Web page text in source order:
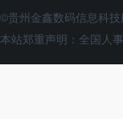
©贵州金鑫数码信息科
本站郑重声明：全国人